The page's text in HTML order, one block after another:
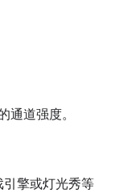
通道强度。
引擎或灯光秀等